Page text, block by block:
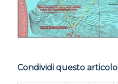
Condividi questo articolo